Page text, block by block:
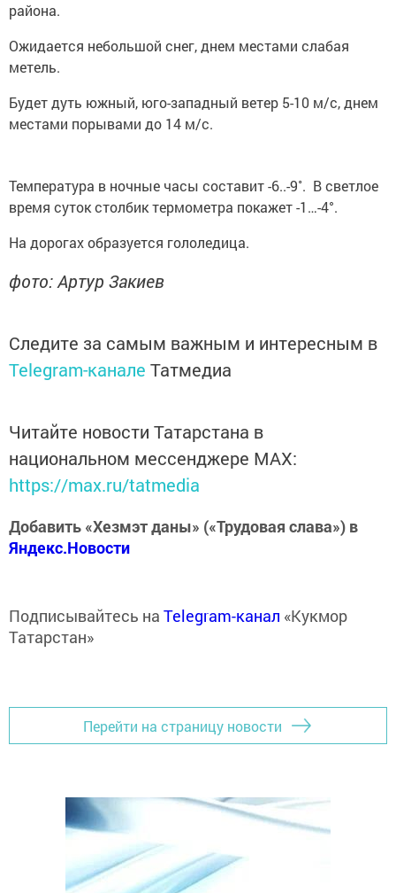
района.
Ожидается небольшой снег, днем местами слабая
метель.
Будет дуть южный, юго-западный ветер 5-10 м/с, днем
местами порывами до 14 м/с.
Температура в ночные часы составит -6..-9˚. В светлое
время суток столбик термометра покажет -1…-4°.
На дорогах образуется гололедица.
фото: Артур Закиев
Следите за самым важным и интересным в
Telegram-канале Татмедиа
Читайте новости Татарстана в
национальном мессенджере MАХ:
https://max.ru/tatmedia
Добавить «Хезмэт даны» («Трудовая слава») в
Яндекс.Новости
Подписывайтесь на Telegram-канал «Кукмор
Татарстан»
Перейти на страницу новости